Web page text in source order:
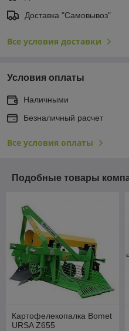
Доставка "Самовывоз"
Все условия доставки
Условия оплаты
Наличными
Безналичный расчет
Все условия оплаты
Подобные товары
Картофелекопалка Bomet
URSA Z655